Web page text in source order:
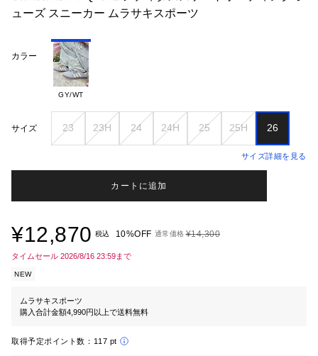
ューズ スニーカー ムラサキスポーツ
カラー
GY/WT
サイズ 23 23H 24 24H 25 25H 26
サイズ詳細を見る
カートに追加
¥12,870 税込 10%OFF 通常価格 ¥14,300
タイムセール 2026/8/16 23:59まで
NEW
ムラサキスポーツ
購入合計金額4,990円以上で送料無料
取得予定ポイント数： 117 pt